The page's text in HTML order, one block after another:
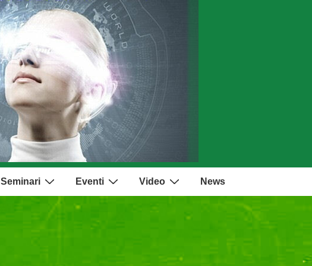
Seminari Eventi Video News